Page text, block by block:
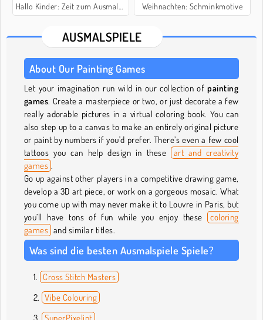
Hallo Kinder: Zeit zum Ausmalen Weihnachten: Schminkmotive
AUSMALSPIELE
About Our Painting Games
Let your imagination run wild in our collection ofpainting
games. Create a masterpiece or two, or just decorate a few
really adorable pictures in a virtual coloring book. You can
also step up to a canvas to make an entirely original picture
or paint by numbers if you'd prefer. There’s even a few cool
tattoos you can help design in these
art and creativity
games .
Go up against other players in a competitive drawing game,
develop a 3D art piece, or work on a gorgeous mosaic. What
you come up with may never make it to Louvre in Paris, but
you’ll have tons of fun while you enjoy these
coloring
games and similar titles.
Was sind die besten Ausmalspiele Spiele?
Cross Stitch Masters
Vibe Colouring